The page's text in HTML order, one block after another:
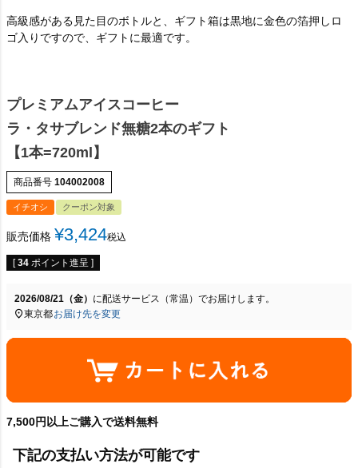
高級感がある見た目のボトルと、ギフト箱は黒地に金色の箔押しロ
ゴ入りですので、ギフトに最適です。
プレミアムアイスコーヒー
ラ・タサブレンド無糖2本のギフト
【1本=720ml】
商品番号 104002008
イチオシ クーポン対象
販売価格 ¥3,424税込
[ 34 ポイント進呈 ]
2026/08/21（金） に配送サービス（常温） でお届けします。
東京都お届け先を変更
7,500円以上ご購入で送料無料
下記の支払い方法が可能です